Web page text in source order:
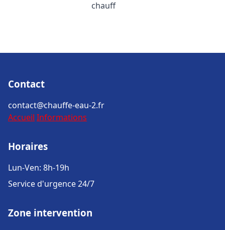
chauff
Contact
contact@chauffe-eau-2.fr
Accueil Informations
Horaires
Lun-Ven: 8h-19h
Service d'urgence 24/7
Zone intervention